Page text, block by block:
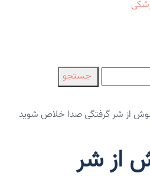
جستجو
از شر گرفتگی صدا خلاص شوید
از شر